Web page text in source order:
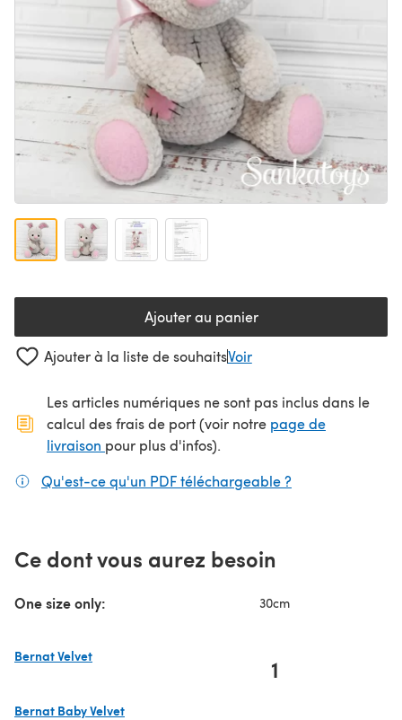
Ajouter au panier
Ajouter à la liste de souhaitsVoir
Les articles numériques ne sont pas inclus dans le
calcul des frais de port (voir notre page de
livraison (s'ouvre dans un nouvel onglet)
pour plus d'infos).
Qu'est-ce qu'un PDF téléchargeable ?
Ce dont vous aurez besoin
One size only: 30cm
Bernat Velvet
1
Bernat Baby Velvet